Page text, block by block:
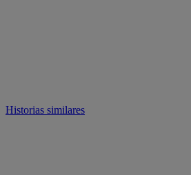
Historias similares